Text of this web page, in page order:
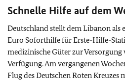
Schnelle Hilfe auf dem
Deutschland stellt dem Libanon als
Euro Soforthilfe für Erste-Hilfe-
medizinische Güter zur Versorgung
Verfügung. Am vergangenen
Flug des Deutschen Roten Kreuzes